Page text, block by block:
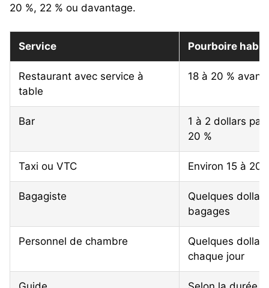
20 %, 22 % ou davantage.
Service Pourboire
Restaurant avec service à
table
18 à 20 % avant
Bar
1 à 2 dollars par
20 %
Taxi ou VTC Environ 15 à 20
Bagagiste
Quelques
bagages
Personnel de chambre
Quelques
chaque jour